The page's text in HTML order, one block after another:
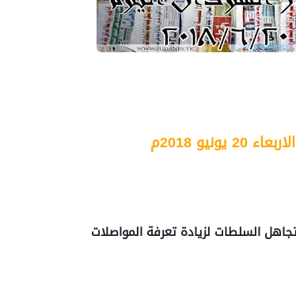
الاربعاء 20 يونيو 2018م
السلطات لزيادة تعرفة المواصلات